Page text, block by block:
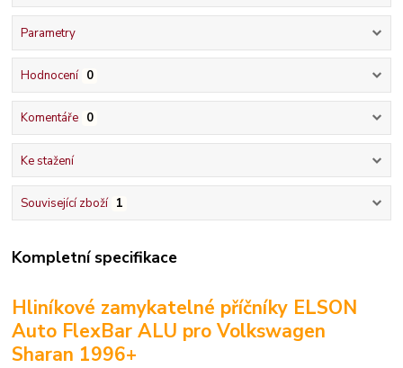
Parametry
Hodnocení 0
Komentáře 0
Ke stažení
Související zboží 1
Kompletní specifikace
Hliníkové zamykatelné příčníky ELSON
Auto FlexBar ALU pro Volkswagen
Sharan 1996+